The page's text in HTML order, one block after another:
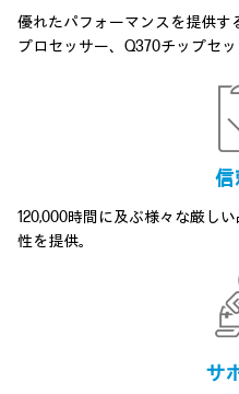
優れたパフォーマンスを提供す
プロセッサー、Q370チップセッ
信
120,000時間に及ぶ様々な厳し
性を提供。
サ